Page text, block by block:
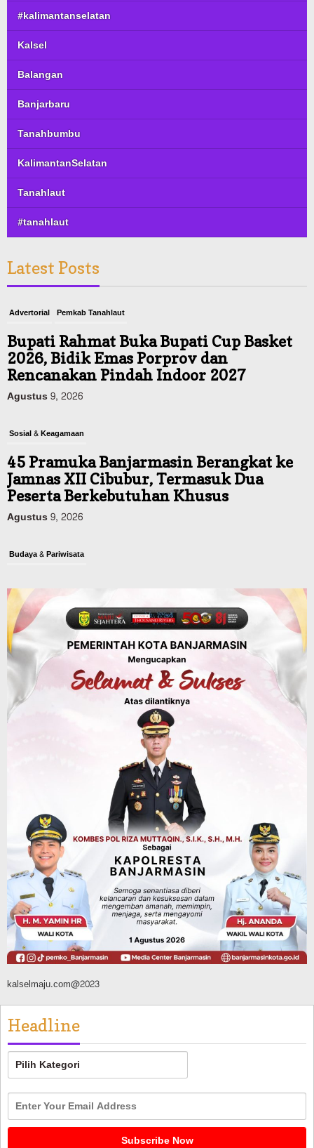
#kalimantanselatan
Kalsel
Balangan
Banjarbaru
Tanahbumbu
KalimantanSelatan
Tanahlaut
#tanahlaut
Latest Posts
Advertorial Pemkab Tanahlaut
Bupati Rahmat Buka Bupati Cup Basket
2026, Bidik Emas Porprov dan
Rencanakan Pindah Indoor 2027
Agustus 9, 2026
Sosial & Keagamaan
45 Pramuka Banjarmasin Berangkat ke
Jamnas XII Cibubur, Termasuk Dua
Peserta Berkebutuhan Khusus
Agustus 9, 2026
Budaya & Pariwisata
Belajar Sambil Lihat Satwa, Jelajah
Literasi di Taman Jahri Saleh
Agustus 9, 2026
Advertorial Pemkab Balangan
28 Pelajar Halong Balangan Jalani
Latihan Intensif Paskibraka, Ditempa
TNI-Polri Sambut HUT ke-81 RI
Pemkab Tanahlaut
Delegasi Kementerian LH Kunjungi
Tanahlaut, Bupati Rahmat Paparkan
Potensi 363 Ribu Hektare Wilayah
Agustus 9, 2026
kalselmaju.com@2023
Headline
Headline